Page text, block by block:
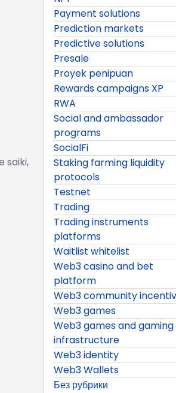
saiki,
Payment solutions
Prediction markets
Predictive solutions
Presale
Proyek penipuan
Rewards campaigns XP
RWA
Social and ambassador
programs
SocialFi
Staking farming liquidity
protocols
Testnet
Trading
Trading instruments
platforms
Waitlist whitelist
Web3 casino and bet
platform
Web3 community
Web3 games
Web3 games and gaming
infrastructure
Web3 identity
Web3 Wallets
Без рубрики